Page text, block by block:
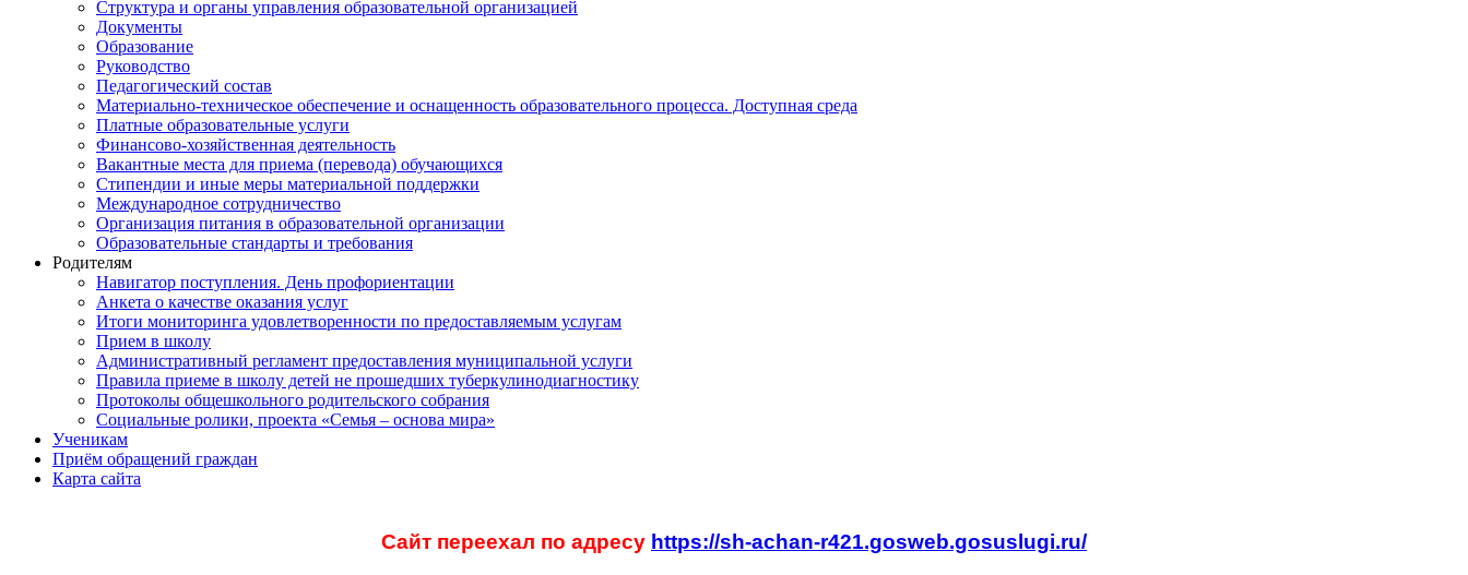
Структура и органы управления образовательной организацией
Документы
Образование
Руководство
Педагогический состав
Материально-техническое обеспечение и оснащенность образовательного процесса. Доступная среда
Платные образовательные услуги
Финансово-хозяйственная деятельность
Вакантные места для приема (перевода) обучающихся
Стипендии и иные меры материальной поддержки
Международное сотрудничество
Организация питания в образовательной организации
Образовательные стандарты и требования
Родителям
Навигатор поступления. День профориентации
Анкета о качестве оказания услуг
Итоги мониторинга удовлетворенности по предоставляемым услугам
Прием в школу
Административный регламент предоставления муниципальной услуги
Правила приеме в школу детей не прошедших туберкулинодиагностику
Протоколы общешкольного родительского собрания
Социальные ролики, проекта «Семья – основа мира»
Ученикам
Приём обращений граждан
Карта сайта
Сайт переехал по адресу https://sh-achan-r421.gosweb.gosuslugi.ru/